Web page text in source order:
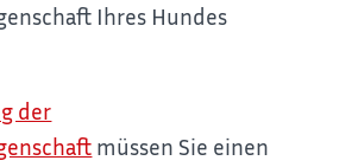
Ihres Hundes
der
müssen Sie einen